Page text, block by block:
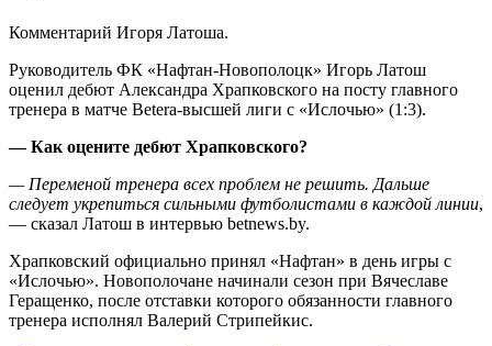
Комментарий Игоря Латоша.
Руководитель ФК «Нафтан-Новополоцк» Игорь Латош
оценил дебют Александра Храпковского на посту главного
тренера в матче Betera-высшей лиги с «Ислочью» (1:3).
— Как оцените дебют Храпковского?
— Переменой тренера всех проблем не решить. Дальше
следует укрепиться сильными футболистами в каждой линии,
— сказал Латош в интервью betnews.by.
Храпковский официально принял «Нафтан» в день игры с
«Ислочью». Новополочане начинали сезон при Вячеславе
Геращенко, после отставки которого обязанности главного
тренера исполнял Валерий Стрипейкис.